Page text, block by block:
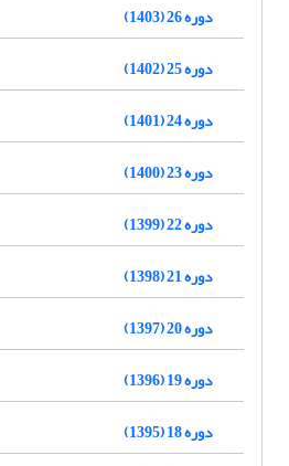
دوره 26 (1403)
دوره 25 (1402)
دوره 24 (1401)
دوره 23 (1400)
دوره 22 (1399)
دوره 21 (1398)
دوره 20 (1397)
دوره 19 (1396)
دوره 18 (1395)